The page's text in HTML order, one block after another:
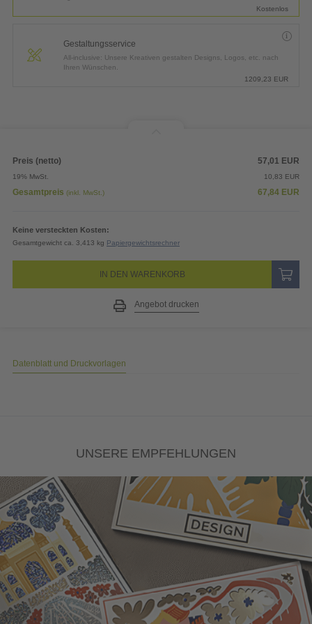
Kostenlos
Gestaltungsservice
All-inclusive: Unsere Kreativen gestalten Designs, Logos, etc. nach
Ihren Wünschen.
1209,23 EUR
Preis (netto) 57,01 EUR
19% MwSt. 10,83 EUR
Gesamtpreis (inkl. MwSt.) 67,84 EUR
Keine versteckten Kosten:
Gesamtgewicht ca. 3,413 kg Papiergewichtsrechner
IN DEN WARENKORB
Angebot drucken
Datenblatt und Druckvorlagen
UNSERE EMPFEHLUNGEN